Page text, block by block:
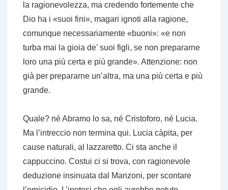
la ragionevolezza, ma credendo fortemente che
Dio ha i «suoi fini», magari ignoti alla ragione,
comunque necessariamente «buoni»: «e non
turba mai la gioia de’ suoi figli, se non prepararne
loro una più certa e più grande». Attenzione: non
già per prepararne un’altra, ma una più certa e più
grande.
Quale? né Abramo lo sa, né Cristoforo, né Lucia.
Ma l’intreccio non termina qui. Lucia càpita, per
cause naturali, al lazzaretto. Ci sta anche il
cappuccino. Costui ci si trova, con ragionevole
deduzione insinuata dal Manzoni, per scontare